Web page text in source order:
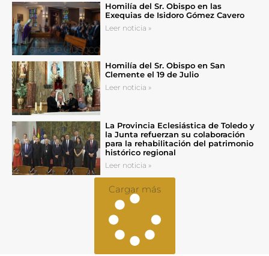
Homilía del Sr. Obispo en las
Exequias de Isidoro Gómez Cavero
Leer noticia »
Homilía del Sr. Obispo en San
Clemente el 19 de Julio
Leer noticia »
La Provincia Eclesiástica de Toledo y
la Junta refuerzan su colaboración
para la rehabilitación del patrimonio
histórico regional
Leer noticia »
Cargar más